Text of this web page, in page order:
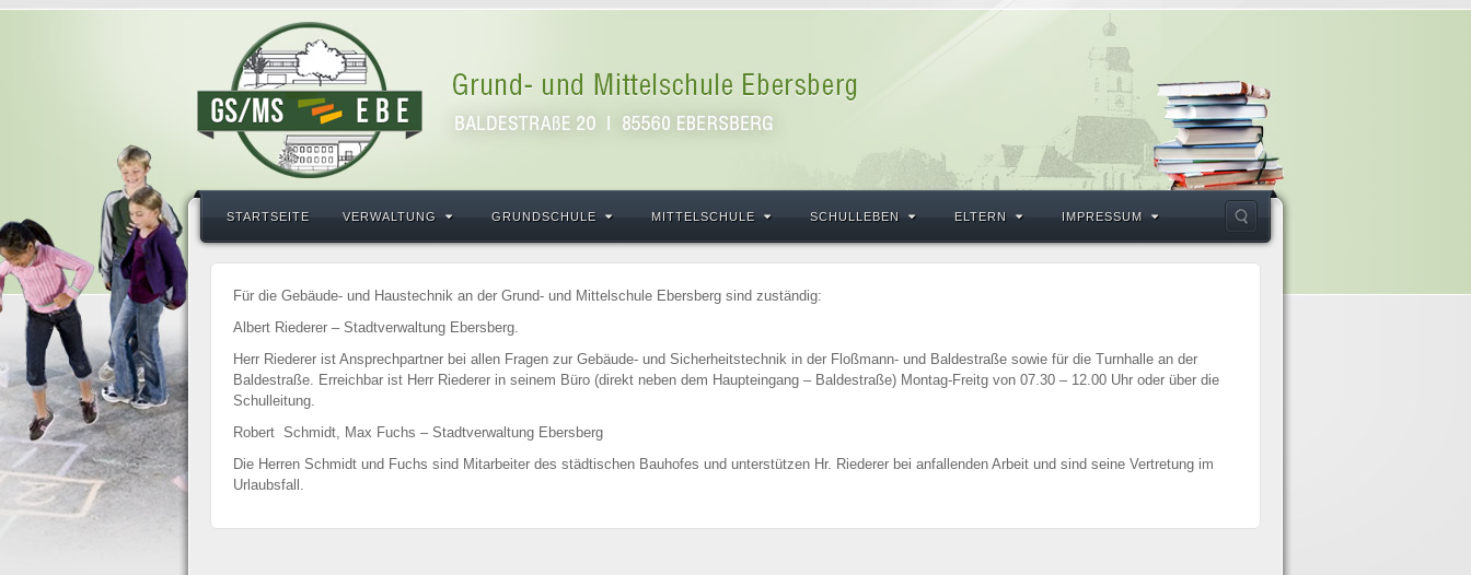
STARTSEITE VERWALTUNG GRUNDSCHULE MITTELSCHULE SCHULLEBEN ELTERN IMPRESSUM
Für die Gebäude- und Haustechnik an der Grund- und Mittelschule Ebersberg sind zuständig:
Albert Riederer – Stadtverwaltung Ebersberg.
Herr Riederer ist Ansprechpartner bei allen Fragen zur Gebäude- und Sicherheitstechnik in der Floßmann- und Baldestraße sowie für die Turnhalle an der
Baldestraße. Erreichbar ist Herr Riederer in seinem Büro (direkt neben dem Haupteingang – Baldestraße) Montag-Freitg von 07.30 – 12.00 Uhr oder über die
Schulleitung.
Robert Schmidt, Max Fuchs – Stadtverwaltung Ebersberg
Die Herren Schmidt und Fuchs sind Mitarbeiter des städtischen Bauhofes und unterstützen Hr. Riederer bei anfallenden Arbeit und sind seine Vertretung im
Urlaubsfall.